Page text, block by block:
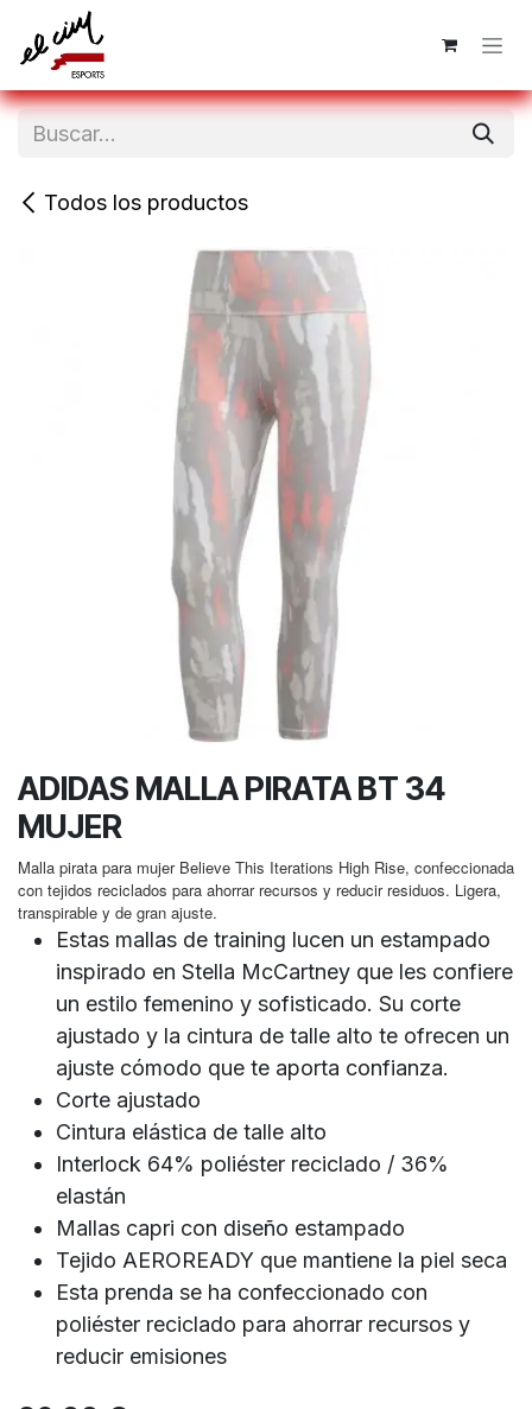
Ir al contenido
Todos los productos
ADIDAS MALLA PIRATA BT 34
MUJER
Malla pirata para mujer Believe This Iterations High Rise, confeccionada
con tejidos reciclados para ahorrar recursos y reducir residuos. Ligera,
transpirable y de gran ajuste.
Estas mallas de training lucen un estampado
inspirado en Stella McCartney que les confiere
un estilo femenino y sofisticado. Su corte
ajustado y la cintura de talle alto te ofrecen un
ajuste cómodo que te aporta confianza.
Corte ajustado
Cintura elástica de talle alto
Interlock 64% poliéster reciclado / 36%
elastán
Mallas capri con diseño estampado
Tejido AEROREADY que mantiene la piel seca
Esta prenda se ha confeccionado con
poliéster reciclado para ahorrar recursos y
reducir emisiones